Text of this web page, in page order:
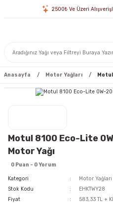
2500₺ Ve Üzeri
Anasayfa Motor Yağları Motul
Motul 8100 Eco-Lite
Motor Yağı
0 Puan - 0 Yorum
Kategori
Motor Yağları
Stok Kodu
EHKTWY28
Fiyat
583,33 TL +